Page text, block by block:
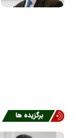
برگزیده ها